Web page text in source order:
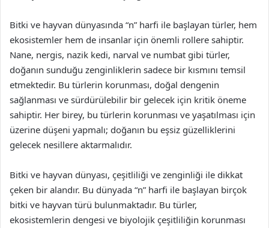
Bitki ve hayvan dünyasında “n” harfi ile başlayan türler, hem
ekosistemler hem de insanlar için önemli rollere sahiptir.
Nane, nergis, nazik kedi, narval ve numbat gibi türler,
doğanın sunduğu zenginliklerin sadece bir kısmını temsil
etmektedir. Bu türlerin korunması, doğal dengenin
sağlanması ve sürdürülebilir bir gelecek için kritik öneme
sahiptir. Her birey, bu türlerin korunması ve yaşatılması için
üzerine düşeni yapmalı; doğanın bu eşsiz güzelliklerini
gelecek nesillere aktarmalıdır.
Bitki ve hayvan dünyası, çeşitliliği ve zenginliği ile dikkat
çeken bir alandır. Bu dünyada “n” harfi ile başlayan birçok
bitki ve hayvan türü bulunmaktadır. Bu türler,
ekosistemlerin dengesi ve biyolojik çeşitliliğin korunması